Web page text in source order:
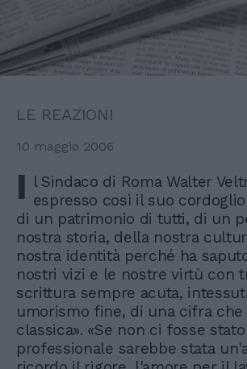
LE REAZIONI
10 maggio 2006
I l Sindaco di Roma Walter
espresso così il suo
di un patrimonio di tutti, di un
nostra storia, della nostra
nostra identità perché ha
nostri vizi e le nostre virtù con
scrittura sempre acuta,
umorismo fine, di una cifra che
classica». «Se non ci fosse
professionale sarebbe stata